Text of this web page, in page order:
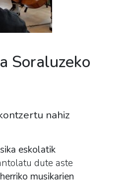
Soraluzeko
nahiz
eskolatik
dute aste
musikarien